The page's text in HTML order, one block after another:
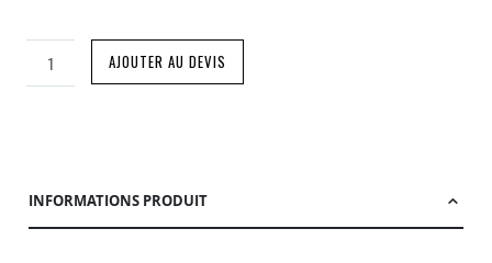
AJOUTER AU DEVIS
INFORMATIONS PRODUIT